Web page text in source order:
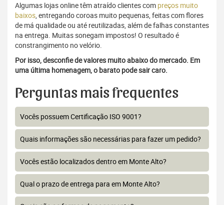
Algumas lojas online têm atraído clientes com preços muito
baixos, entregando coroas muito pequenas, feitas com flores
de má qualidade ou até reutilizadas, além de falhas constantes
na entrega. Muitas sonegam impostos! O resultado é
constrangimento no velório.
Por isso, desconfie de valores muito abaixo do mercado. Em
uma última homenagem, o barato pode sair caro.
Perguntas mais frequentes
Vocês possuem Certificação ISO 9001?
Quais informações são necessárias para fazer um pedido?
Vocês estão localizados dentro em Monte Alto?
Qual o prazo de entrega para em Monte Alto?